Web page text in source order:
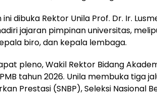
dibuka Rektor Unila Prof. Dr. Ir.
jajaran pimpinan universitas,
biro, dan kepala lembaga.
pleno, Wakil Rektor Bidang
tahun 2026. Unila membuka tiga
Prestasi (SNBP), Seleksi Nasional